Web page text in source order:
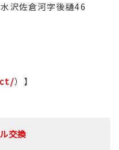
沢佐倉河字後樋46
）】
交換